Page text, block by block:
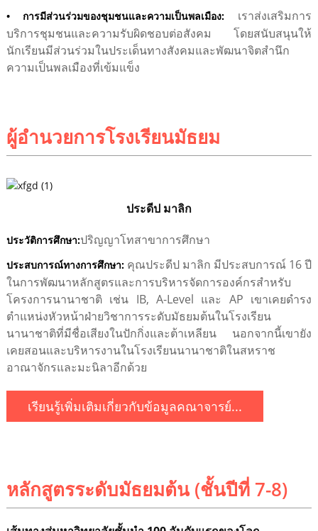
• การมีส่วนร่วมของชุมชนและความเป็นพลเมือง:
เราส่งเสริมการ
บริการชุมชนและความรับผิดชอบต่อสังคม โดยสนับสนุนให้
นักเรียนมีส่วนร่วมในประเด็นทางสังคมและพัฒนาจิตสำนึก
ความเป็นพลเมืองที่เข้มแข็ง
ผู้อำนวยการโรงเรียนมัธยม
ประดีป มาลิก
ประวัติการศึกษา:ปริญญาโทสาขาการศึกษา
ประสบการณ์ทางการศึกษา:คุณประดีป มาลิก มีประสบการณ์ 16 ปี
ในการพัฒนาหลักสูตรและการบริหารจัดการองค์กรสำหรับ
โครงการนานาชาติ เช่น IB, A-Level และ AP เขาเคยดำรง
ตำแหน่งหัวหน้าฝ่ายวิชาการระดับมัธยมต้นในโรงเรียน
นานาชาติที่มีชื่อเสียงในปักกิ่งและต้าเหลียน นอกจากนี้เขายัง
เคยสอนและบริหารงานในโรงเรียนนานาชาติในสหราช
อาณาจักรและมะนิลาอีกด้วย
เรียนรู้เพิ่มเติมเกี่ยวกับข้อมูลคณาจารย์...
หลักสูตรระดับมัธยมต้น (ชั้นปีที่ 7-8)